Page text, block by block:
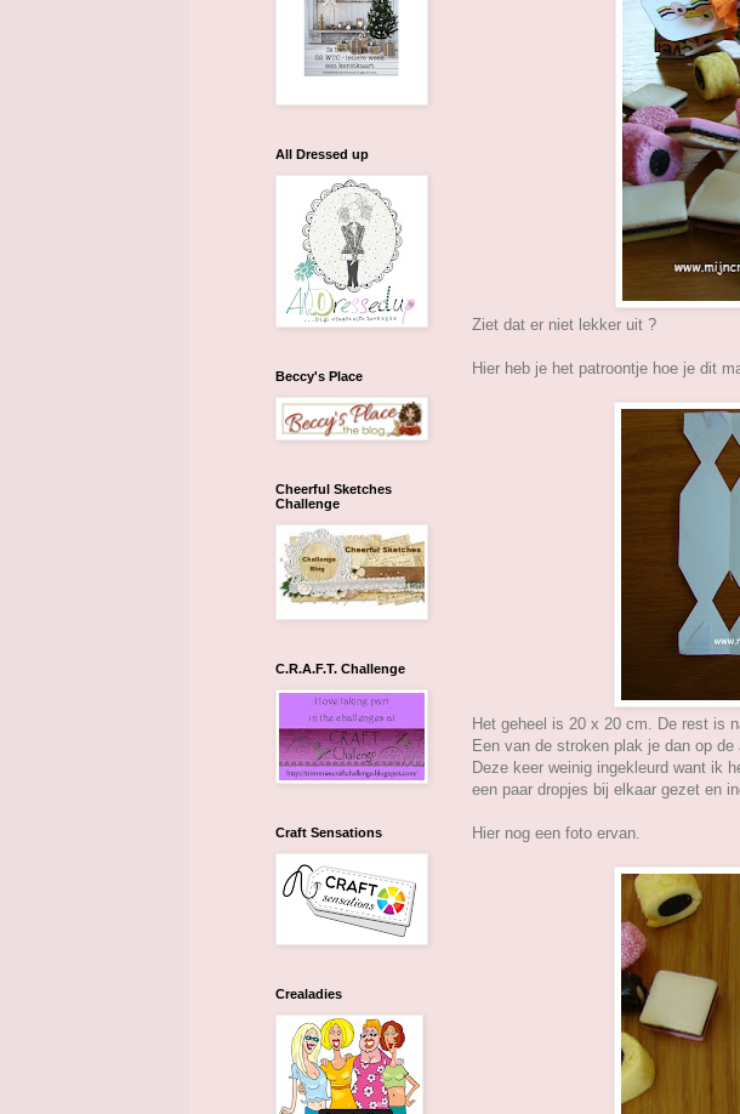
Ziet dat er niet lekker uit ?
Hier heb je het patroontje hoe je dit
Het geheel is 20 x 20 cm. De rest is
Een van de stroken plak je dan op de
Deze keer weinig ingekleurd want ik
een paar dropjes bij elkaar gezet en
Hier nog een foto ervan.
All Dressed up
Beccy's Place
Cheerful Sketches
Challenge
C.R.A.F.T. Challenge
Craft Sensations
Crealadies